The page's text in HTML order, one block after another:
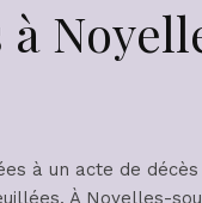
à
à un acte de
À Noyelles-